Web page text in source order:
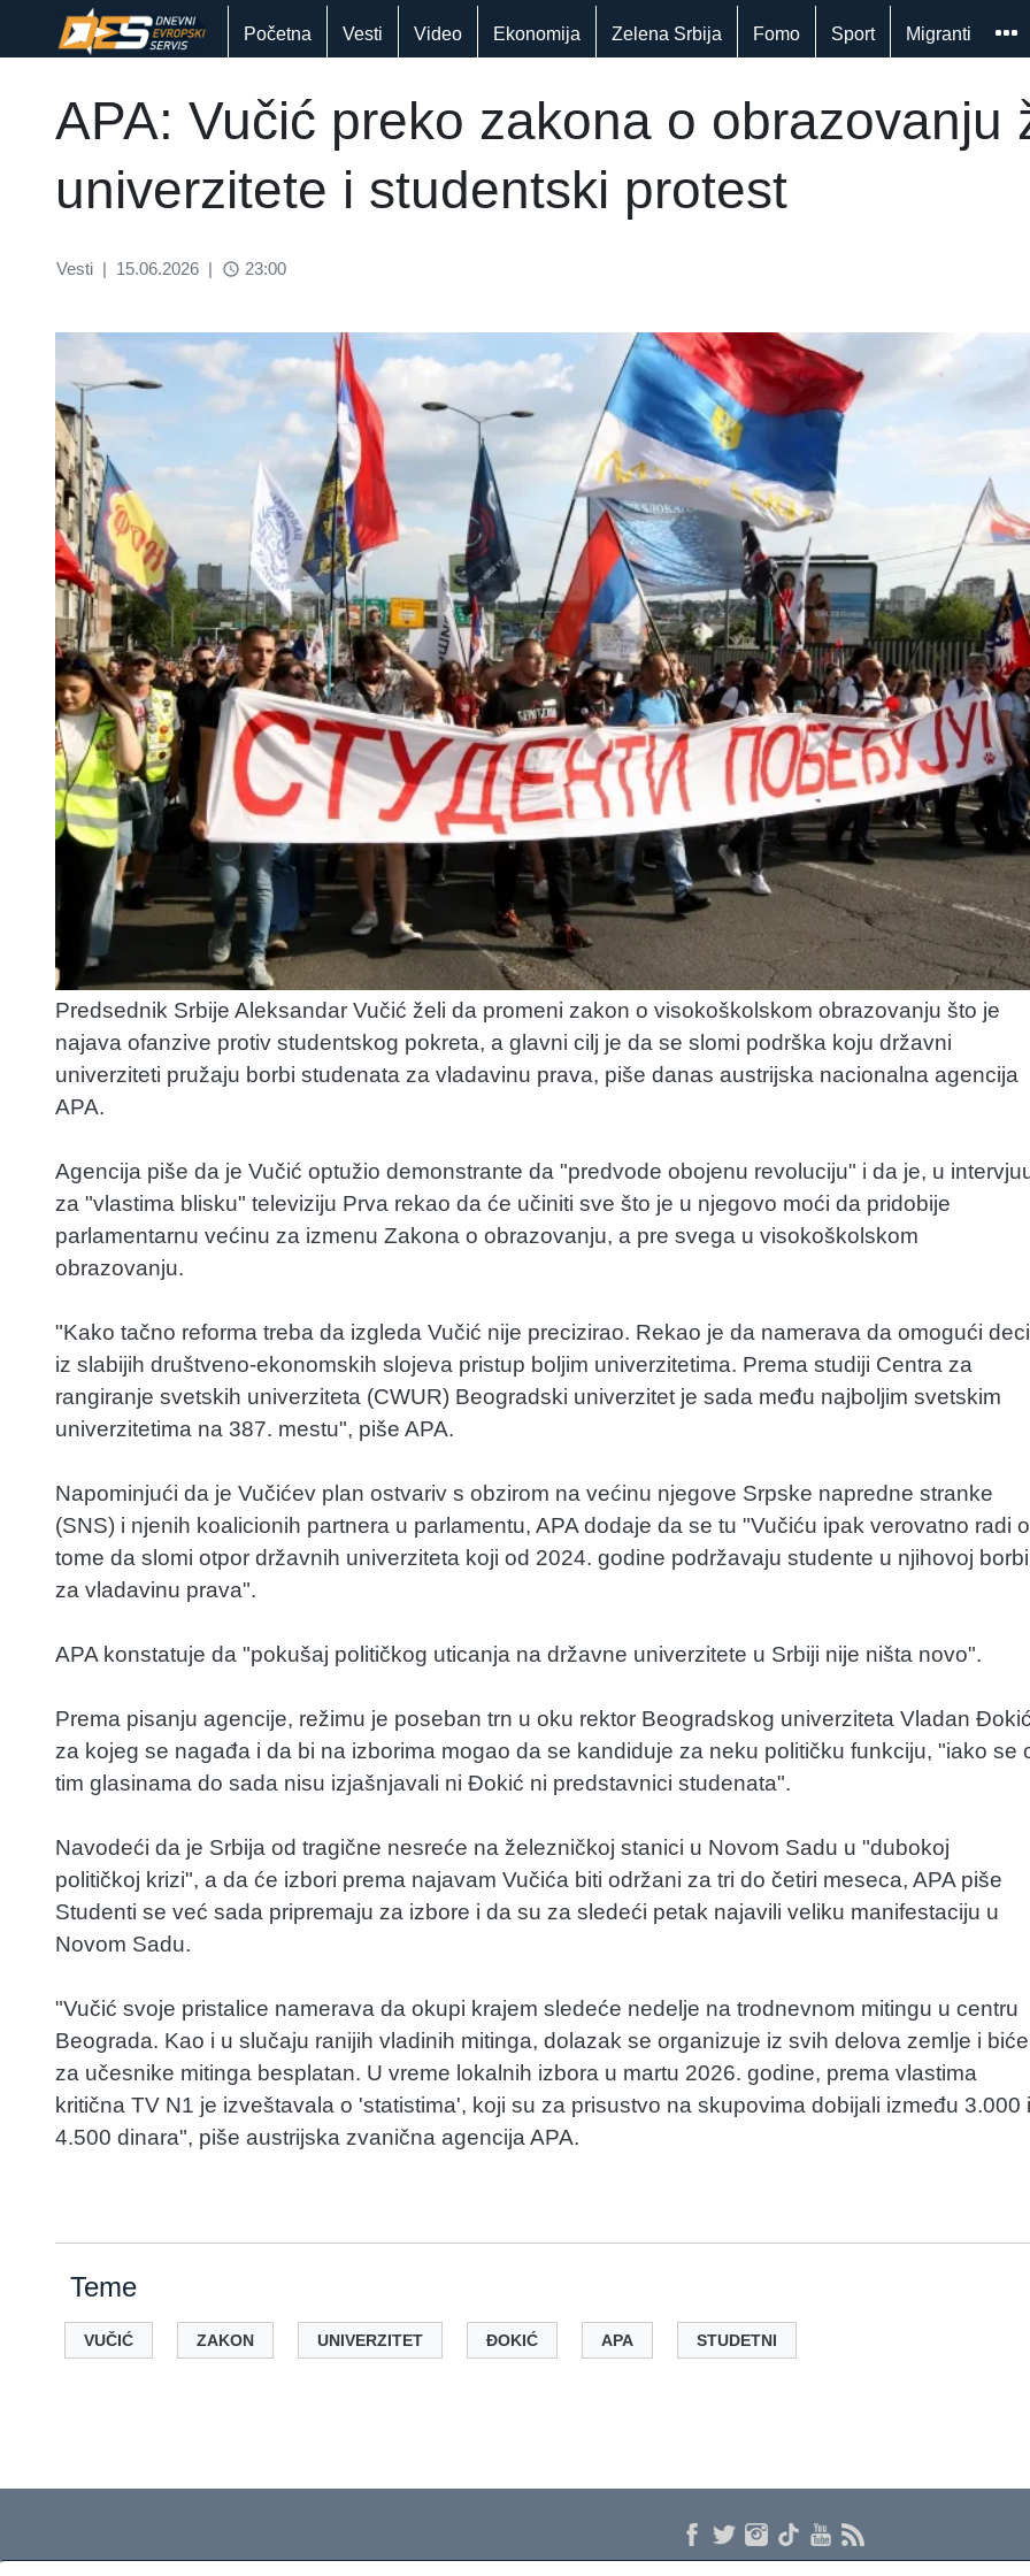
Početna Vesti Video Ekonomija Zelena Srbija Fomo Sport Migranti
APA: Vučić preko zakona o obrazovanju
univerzitete i studentski protest
Vesti | 15.06.2026 | access_time 23:00
Predsednik Srbije Aleksandar Vučić želi da promeni zakon o visokoškolskom obrazovanju što je
najava ofanzive protiv studentskog pokreta, a glavni cilj je da se slomi podrška koju državni
univerziteti pružaju borbi studenata za vladavinu prava, piše danas austrijska nacionalna agencija
APA.
Agencija piše da je Vučić optužio demonstrante da "predvode obojenu revoluciju" i da je, u
za "vlastima blisku" televiziju Prva rekao da će učiniti sve što je u njegovo moći da pridobije
parlamentarnu većinu za izmenu Zakona o obrazovanju, a pre svega u visokoškolskom
obrazovanju.
"Kako tačno reforma treba da izgleda Vučić nije precizirao. Rekao je da namerava da omogući deci
iz slabijih društveno-ekonomskih slojeva pristup boljim univerzitetima. Prema studiji Centra za
rangiranje svetskih univerziteta (CWUR) Beogradski univerzitet je sada među najboljim svetskim
univerzitetima na 387. mestu", piše APA.
Napominjući da je Vučićev plan ostvariv s obzirom na većinu njegove Srpske napredne stranke
(SNS) i njenih koalicionih partnera u parlamentu, APA dodaje da se tu "Vučiću ipak verovatno radi o
tome da slomi otpor državnih univerziteta koji od 2024. godine podržavaju studente u njihovoj borbi
za vladavinu prava".
APA konstatuje da "pokušaj političkog uticanja na državne univerzitete u Srbiji nije ništa novo".
Prema pisanju agencije, režimu je poseban trn u oku rektor Beogradskog univerziteta Vladan
za kojeg se nagađa i da bi na izborima mogao da se kandiduje za neku političku funkciju, "iako se
tim glasinama do sada nisu izjašnjavali ni Đokić ni predstavnici studenata".
Navodeći da je Srbija od tragične nesreće na železničkoj stanici u Novom Sadu u "dubokoj
političkoj krizi", a da će izbori prema najavam Vučića biti održani za tri do četiri meseca, APA piše
Studenti se već sada pripremaju za izbore i da su za sledeći petak najavili veliku manifestaciju u
Novom Sadu.
"Vučić svoje pristalice namerava da okupi krajem sledeće nedelje na trodnevnom mitingu u centru
Beograda. Kao i u slučaju ranijih vladinih mitinga, dolazak se organizuje iz svih delova zemlje i biće
za učesnike mitinga besplatan. U vreme lokalnih izbora u martu 2026. godine, prema vlastima
kritična TV N1 je izveštavala o 'statistima', koji su za prisustvo na skupovima dobijali između 3.000 i
4.500 dinara", piše austrijska zvanična agencija APA.
Teme
VUČIĆ ZAKON UNIVERZITET ĐOKIĆ APA STUDETNI